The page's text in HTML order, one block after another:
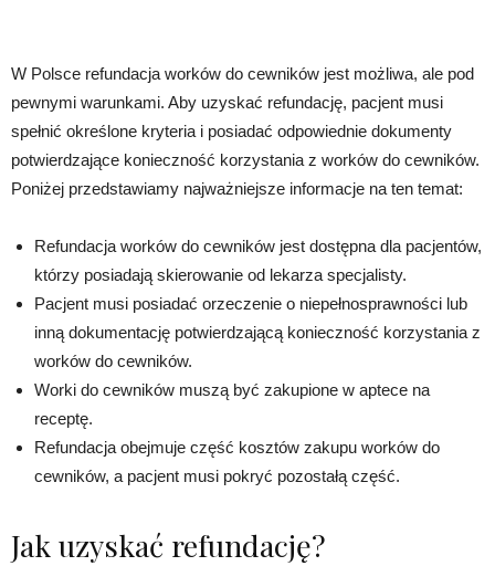
W Polsce refundacja worków do cewników jest możliwa, ale pod
pewnymi warunkami. Aby uzyskać refundację, pacjent musi
spełnić określone kryteria i posiadać odpowiednie dokumenty
potwierdzające konieczność korzystania z worków do cewników.
Poniżej przedstawiamy najważniejsze informacje na ten temat:
Refundacja worków do cewników jest dostępna dla pacjentów,
którzy posiadają skierowanie od lekarza specjalisty.
Pacjent musi posiadać orzeczenie o niepełnosprawności lub
inną dokumentację potwierdzającą konieczność korzystania z
worków do cewników.
Worki do cewników muszą być zakupione w aptece na
receptę.
Refundacja obejmuje część kosztów zakupu worków do
cewników, a pacjent musi pokryć pozostałą część.
Jak uzyskać refundację?